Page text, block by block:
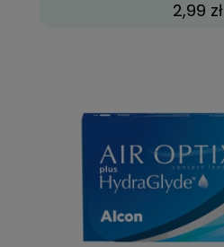
2,99 zł